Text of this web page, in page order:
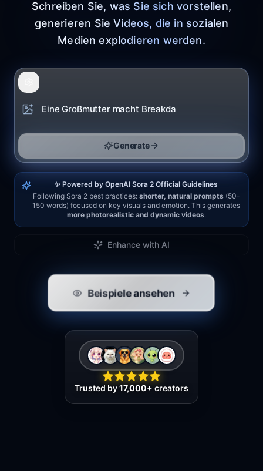
Schreiben Sie, was Sie sich vorstellen,
generieren Sie Videos, die in sozialen
Medien explodieren werden.
Generate
✨ Powered by OpenAI Sora 2 Official Guidelines
Following Sora 2 best practices: shorter, natural prompts(50-
150 words) focused on key visuals and emotion. This generates
more photorealistic and dynamic videos.
Enhance with AI
Beispiele ansehen
Trusted by17,000+ creators